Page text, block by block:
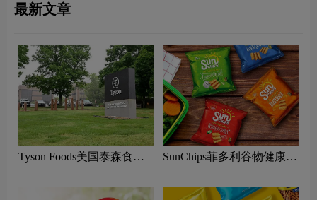
最新文章
Tyson Foods美国泰森食品
SunChips菲多利谷物健康零